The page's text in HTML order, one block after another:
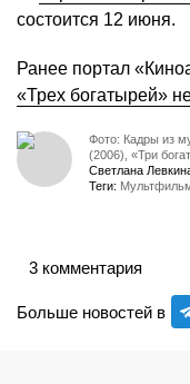
состоится 12 июня.
Ранее портал
«Трех богатырей»
Фото: Кадры из
(2006), «Три
Светлана
Теги:
Больше новостей в
3 комментария